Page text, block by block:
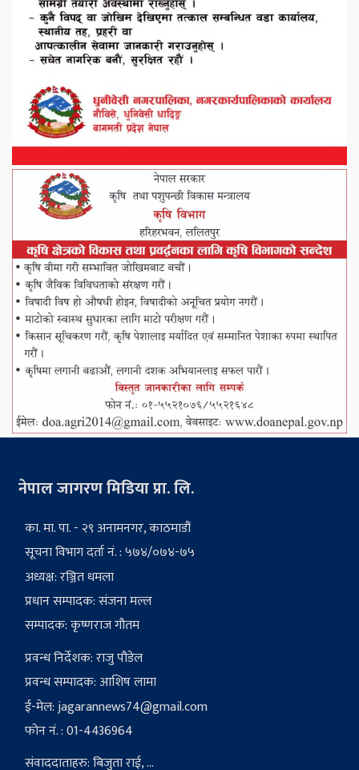
नेपाल जागरण मिडिया प्रा. लि.
का. मा. पा. - २९ अनामनगर, काठमाडौं
सूचना विभाग दर्ता नं. : ५७४/०७४-७५
अध्यक्ष: रञ्जित धमला
प्रधान सम्पादक: संजना मल्ल
सम्पादक: कृष्णराज गौतम
प्रवन्ध निर्देशक: राजु पौडेल
प्रवन्ध सम्पादक: आशिष लामा
ई-मेल:jagarannews74@gmail.com
फोन नं. : 01-4436964
संवाददाताहरु: बिजुता राई, ...